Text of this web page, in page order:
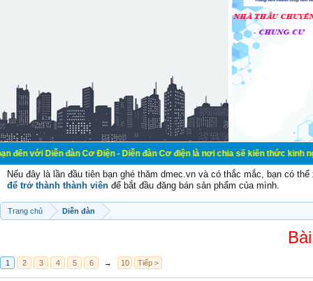
đàn Cơ Điện - Diễn đàn Cơ điện là nơi chia sẽ kiến thức kinh nghiệm
Nếu đây là lần đầu tiên bạn ghé thăm dmec.vn và có thắc mắc, bạn có
để trở thành thành viên để bắt đầu đăng bán sản phẩm của mình.
Trang chủ Diễn đàn
1 2 3 4 5 6 → 10 Tiếp >